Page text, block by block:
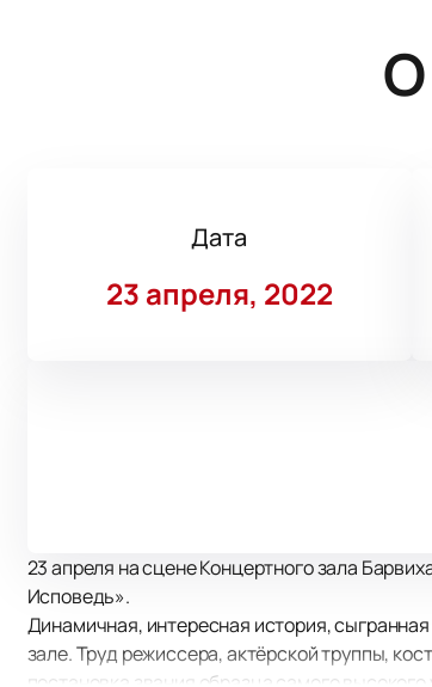
Дата
23 апреля, 2022
23 апреля на сцене Концертного зала
Исповедь».
Динамичная, интересная история,
зале. Труд режиссера, актёрской труппы,